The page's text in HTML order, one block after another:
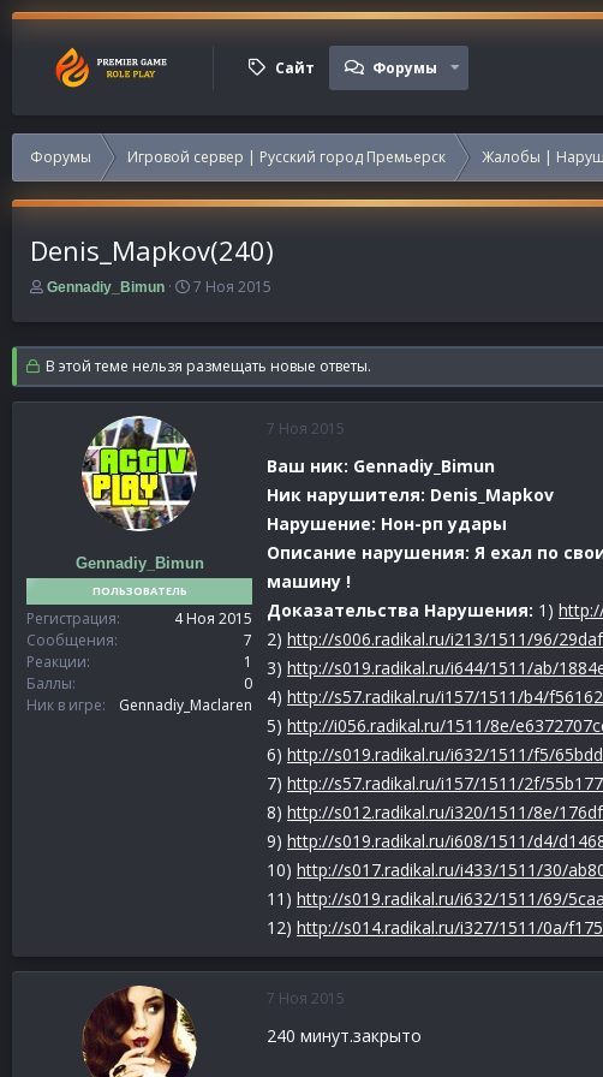
Сайт Форумы
Форумы Игровой сервер | Русский город Премьерск Жалобы |
Denis_Mapkov(240)
А
т
о
р
т
Gennadiy_Bimun
Д
т
а
н
а
л
а
7 Ноя 2015
В этой теме нельзя размещать новые ответы.
Gennadiy_Bimun
ПОЛЬЗОВАТЕЛЬ
Регистрация
4 Ноя 2015
Сообщения
7
Реакции
1
Баллы
0
Ник в игре
Gennadiy_Maclaren
7 Ноя 2015
Ваш ник: Gennadiy_Bimun
Ник нарушителя: Denis_Mapkov
Нарушение: Нон-рп удары
Описание нарушения: Я ехал по
машину !
Доказательства Нарушения: 1)
2) http://s006.radikal.ru/i213/1511/96/
3) http://s019.radikal.ru/i644/1511/ab/
4) http://s57.radikal.ru/i157/1511/b4/
5) http://i056.radikal.ru/1511/8e/
6) http://s019.radikal.ru/i632/1511/f5/
7) http://s57.radikal.ru/i157/1511/2f/
8) http://s012.radikal.ru/i320/1511/8e/
9) http://s019.radikal.ru/i608/1511/d4/
10) http://s017.radikal.ru/i433/1511/30/
11) http://s019.radikal.ru/i632/1511/69/
12) http://s014.radikal.ru/i327/1511/0a/
7 Ноя 2015
240 минут.закрыто